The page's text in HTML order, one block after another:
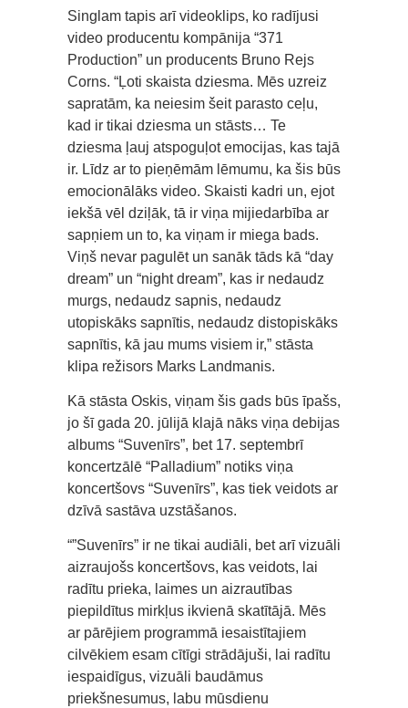
Singlam tapis arī videoklips, ko radījusi
video producentu kompānija “371
Production” un producents Bruno Rejs
Corns. “Ļoti skaista dziesma. Mēs uzreiz
sapratām, ka neiesim šeit parasto ceļu,
kad ir tikai dziesma un stāsts… Te
dziesma ļauj atspoguļot emocijas, kas tajā
ir. Līdz ar to pieņēmām lēmumu, ka šis būs
emocionālāks video. Skaisti kadri un, ejot
iekšā vēl dziļāk, tā ir viņa mijiedarbība ar
sapņiem un to, ka viņam ir miega bads.
Viņš nevar pagulēt un sanāk tāds kā “day
dream” un “night dream”, kas ir nedaudz
murgs, nedaudz sapnis, nedaudz
utopiskāks sapnītis, nedaudz distopiskāks
sapnītis, kā jau mums visiem ir,” stāsta
klipa režisors Marks Landmanis.
Kā stāsta Oskis, viņam šis gads būs īpašs,
jo šī gada 20. jūlijā klajā nāks viņa debijas
albums “Suvenīrs”, bet 17. septembrī
koncertzālē “Palladium” notiks viņa
koncertšovs “Suvenīrs”, kas tiek veidots ar
dzīvā sastāva uzstāšanos.
“”Suvenīrs” ir ne tikai audiāli, bet arī vizuāli
aizraujošs koncertšovs, kas veidots, lai
radītu prieka, laimes un aizrautības
piepildītus mirkļus ikvienā skatītājā. Mēs
ar pārējiem programmā iesaistītajiem
cilvēkiem esam cītīgi strādājuši, lai radītu
iespaidīgus, vizuāli baudāmus
priekšnesumus, labu mūsdienu